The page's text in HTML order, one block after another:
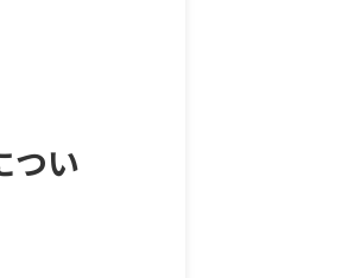
つい